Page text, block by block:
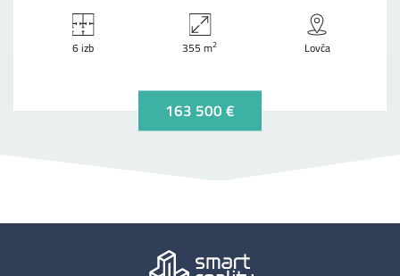
6 izb 355 m2 Lovča
163 500 €